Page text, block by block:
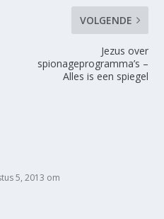
VOLGENDE
Jezus over
spionageprogramma’s –
Alles is een spiegel
5, 2013 om